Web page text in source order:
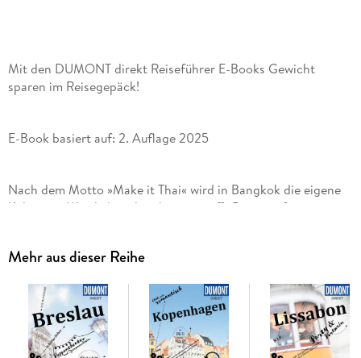
Mit den DUMONT direkt Reiseführer E-Books Gewicht
sparen im Reisegepäck!
E-Book basiert auf: 2. Auflage 2025
Nach dem Motto »Make it Thai« wird in Bangkok die eigene
Kultur mit Westlichem kombiniert, trifft Beton auf
Mit den 15 »Direktkapiteln« des Reiseführers von Roland
Dusik können Sie sich zwanglos unter die Bangkoker
mischen, direkt in das Stadtleben eintauchen und die
Highlights und Hotspots kennenlernen: den Platz der Könige
Mehr aus dieser Reihe